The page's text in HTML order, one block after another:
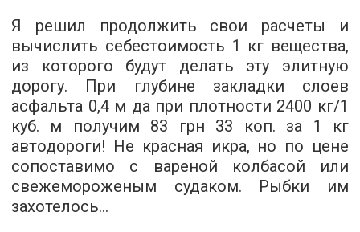
Я решил продолжить свои расчеты и
вычислить себестоимость 1 кг вещества,
из которого будут делать эту элитную
дорогу. При глубине закладки слоев
асфальта 0,4 м да при плотности 2400 кг/1
куб. м получим 83 грн 33 коп. за 1 кг
автодороги! Не красная икра, но по цене
сопоставимо с вареной колбасой или
свежемороженым судаком. Рыбки им
захотелось…